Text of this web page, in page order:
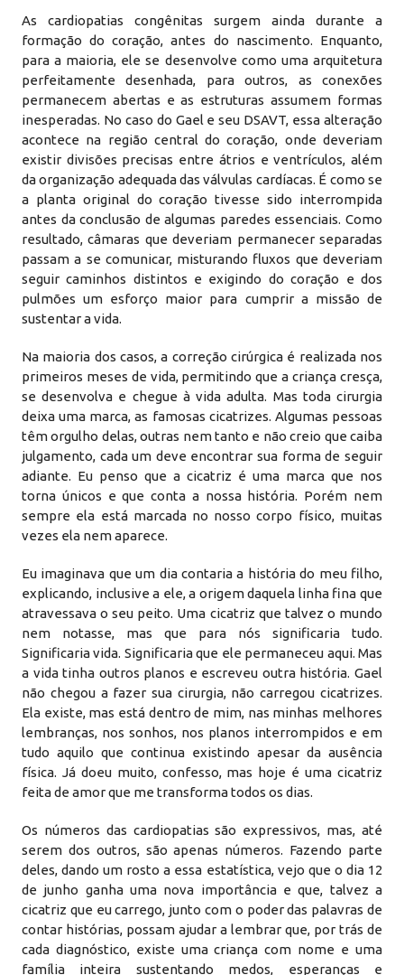
As cardiopatias congênitas surgem ainda durante a
formação do coração, antes do nascimento. Enquanto,
para a maioria, ele se desenvolve como uma arquitetura
perfeitamente desenhada, para outros, as conexões
permanecem abertas e as estruturas assumem formas
inesperadas. No caso do Gael e seu DSAVT, essa alteração
acontece na região central do coração, onde deveriam
existir divisões precisas entre átrios e ventrículos, além
da organização adequada das válvulas cardíacas. É como se
a planta original do coração tivesse sido interrompida
antes da conclusão de algumas paredes essenciais. Como
resultado, câmaras que deveriam permanecer separadas
passam a se comunicar, misturando fluxos que deveriam
seguir caminhos distintos e exigindo do coração e dos
pulmões um esforço maior para cumprir a missão de
sustentar a vida.
Na maioria dos casos, a correção cirúrgica é realizada nos
primeiros meses de vida, permitindo que a criança cresça,
se desenvolva e chegue à vida adulta. Mas toda cirurgia
deixa uma marca, as famosas cicatrizes. Algumas pessoas
têm orgulho delas, outras nem tanto e não creio que caiba
julgamento, cada um deve encontrar sua forma de seguir
adiante. Eu penso que a cicatriz é uma marca que nos
torna únicos e que conta a nossa história. Porém nem
sempre ela está marcada no nosso corpo físico, muitas
vezes ela nem aparece.
Eu imaginava que um dia contaria a história do meu filho,
explicando, inclusive a ele, a origem daquela linha fina que
atravessava o seu peito. Uma cicatriz que talvez o mundo
nem notasse, mas que para nós significaria tudo.
Significaria vida. Significaria que ele permaneceu aqui. Mas
a vida tinha outros planos e escreveu outra história. Gael
não chegou a fazer sua cirurgia, não carregou cicatrizes.
Ela existe, mas está dentro de mim, nas minhas melhores
lembranças, nos sonhos, nos planos interrompidos e em
tudo aquilo que continua existindo apesar da ausência
física. Já doeu muito, confesso, mas hoje é uma cicatriz
feita de amor que me transforma todos os dias.
Os números das cardiopatias são expressivos, mas, até
serem dos outros, são apenas números. Fazendo parte
deles, dando um rosto a essa estatística, vejo que o dia 12
de junho ganha uma nova importância e que, talvez a
cicatriz que eu carrego, junto com o poder das palavras de
contar histórias, possam ajudar a lembrar que, por trás de
cada diagnóstico, existe uma criança com nome e uma
família inteira sustentando medos, esperanças e